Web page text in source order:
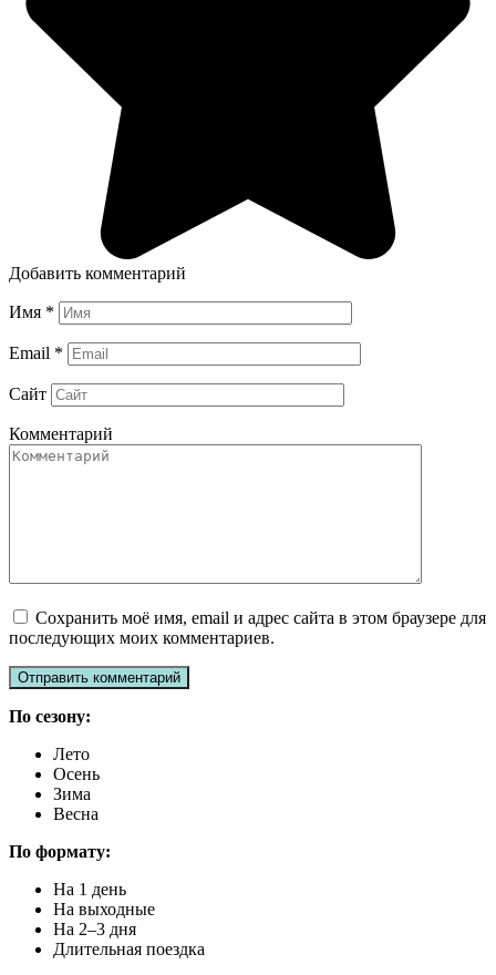
Добавить комментарий
Имя *
Email *
Сайт
Комментарий
Сохранить моё имя, email и адрес сайта в этом браузере для
последующих моих комментариев.
По сезону:
Лето
Осень
Зима
Весна
По формату:
На 1 день
На выходные
На 2–3 дня
Длительная поездка